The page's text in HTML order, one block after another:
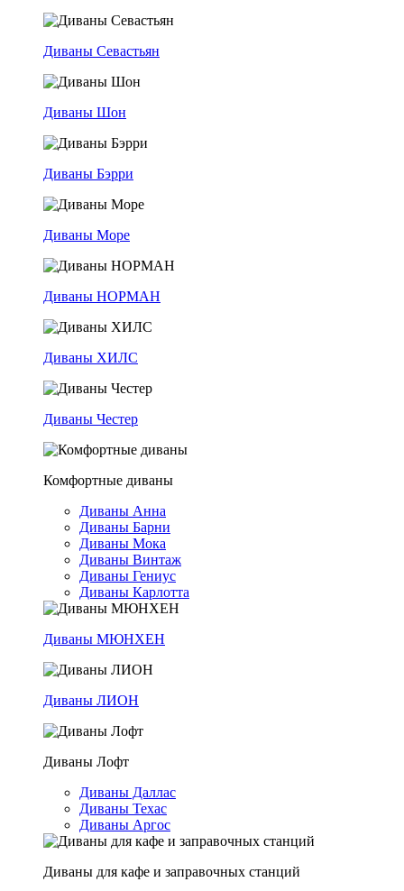
Диваны Севастьян
Диваны Шон
Диваны Бэрри
Диваны Море
Диваны НОРМАН
Диваны ХИЛС
Диваны Честер
Комфортные диваны
Диваны Анна
Диваны Барни
Диваны Мока
Диваны Винтаж
Диваны Гениус
Диваны Карлотта
Диваны МЮНХЕН
Диваны ЛИОН
Диваны Лофт
Диваны Даллас
Диваны Техас
Диваны Аргос
Диваны для кафе и заправочных станций